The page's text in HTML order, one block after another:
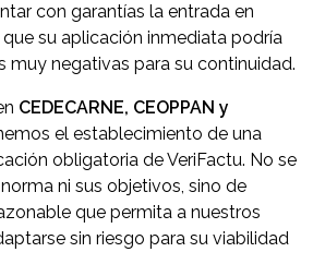
con garantías la entrada en
su aplicación inmediata podría
muy negativas para su continuidad.
CEDECARNE, CEOPPAN y
el establecimiento de una
obligatoria de VeriFactu. No se
ni sus objetivos, sino de
que permita a nuestros
sin riesgo para su viabilidad